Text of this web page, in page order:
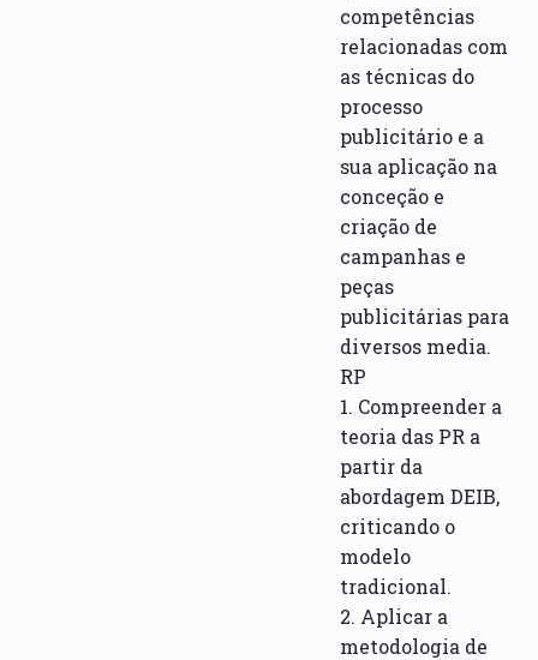
competências
relacionadas com
as técnicas do
processo
publicitário e a
sua aplicação na
conceção e
criação de
campanhas e
peças
publicitárias para
diversos media.
RP
1. Compreender a
teoria das PR a
partir da
abordagem DEIB,
criticando o
modelo
tradicional.
2. Aplicar a
metodologia de